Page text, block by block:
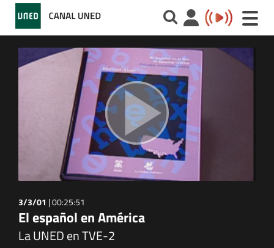
Toggle
3/3/01 |00:25:51
El español en América
La UNED en TVE-2